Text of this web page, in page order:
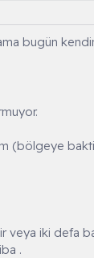
bugün
(bölgeye
iki defa
.